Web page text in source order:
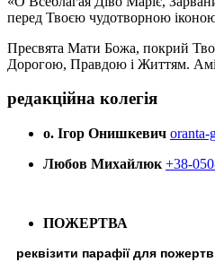
перед Твоєю чудотворною
Пресвята Мати Божа, покрий
Дорогою, Правдою і Життям.
редакційна колегія
о. Ігор Онишкевич oranta-
Любов Михайлюк +38-
ПОЖЕРТВА
реквізити парафії для